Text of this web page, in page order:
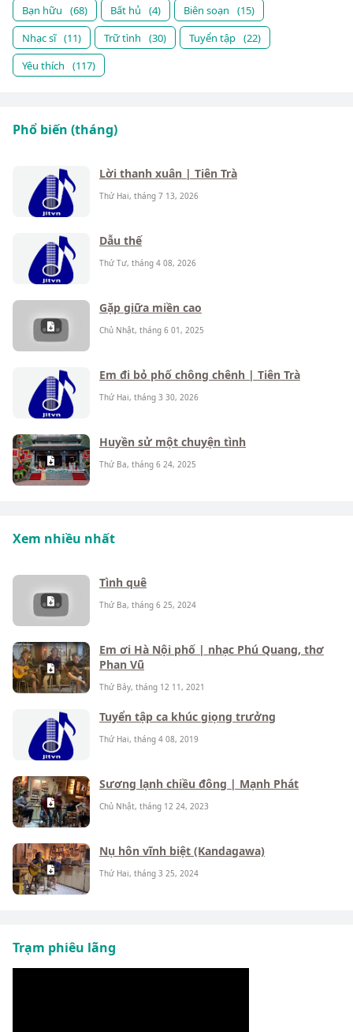
Bạn hữu (68) Bất hủ (4) Biên soạn
(15)
Nhạc sĩ (11) Trữ tình (30) Tuyển tập (22)
Yêu thích
(117)
Phổ biến (tháng)
Lời thanh xuân | Tiên Trà
Thứ Hai, tháng 7 13, 2026
Dẫu thế
Thứ Tư, tháng 4 08, 2026
Gặp giữa miền cao
Chủ Nhật, tháng 6 01, 2025
Em đi bỏ phố chông chênh | Tiên Trà
Thứ Hai, tháng 3 30, 2026
Huyền sử một chuyện tình
Thứ Ba, tháng 6 24, 2025
Xem nhiều nhất
Tình quê
Thứ Ba, tháng 6 25, 2024
Em ơi Hà Nội phố | nhạc Phú Quang, thơ
Phan Vũ
Thứ Bảy, tháng 12 11, 2021
Tuyển tập ca khúc giọng trưởng
Thứ Hai, tháng 4 08, 2019
Sương lạnh chiều đông | Mạnh Phát
Chủ Nhật, tháng 12 24, 2023
Nụ hôn vĩnh biệt (Kandagawa)
Thứ Hai, tháng 3 25, 2024
Trạm phiêu lãng